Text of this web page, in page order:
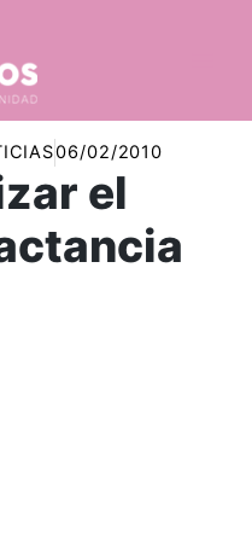
06/02/2010
el